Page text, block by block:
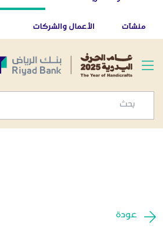
أخبار صحفية - المركز
تطبيق بنك الرياض
منشآت الأعمال والشركات
عودة